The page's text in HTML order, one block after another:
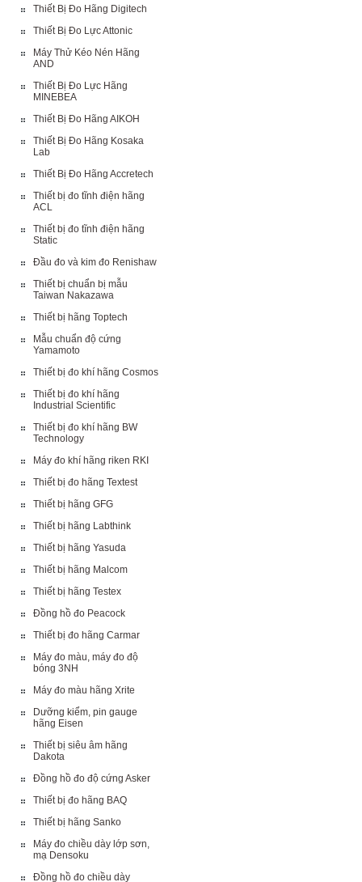
Thiết Bị Đo Hãng Digitech
Thiết Bị Đo Lực Attonic
Máy Thử Kéo Nén Hãng
AND
Thiết Bị Đo Lực Hãng
MINEBEA
Thiết Bị Đo Hãng AIKOH
Thiết Bị Đo Hãng Kosaka
Lab
Thiết Bị Đo Hãng Accretech
Thiết bị đo tĩnh điện hãng
ACL
Thiết bị đo tĩnh điện hãng
Static
Đầu đo và kim đo Renishaw
Thiết bị chuẩn bị mẫu
Taiwan Nakazawa
Thiết bị hãng Toptech
Mẫu chuẩn độ cứng
Yamamoto
Thiết bị đo khí hãng Cosmos
Thiết bị đo khí hãng
Industrial Scientific
Thiết bị đo khí hãng BW
Technology
Máy đo khí hãng riken RKI
Thiết bị đo hãng Textest
Thiết bị hãng GFG
Thiết bị hãng Labthink
Thiết bị hãng Yasuda
Thiết bị hãng Malcom
Thiết bị hãng Testex
Đồng hồ đo Peacock
Thiết bị đo hãng Carmar
Máy đo màu, máy đo độ
bóng 3NH
Máy đo màu hãng Xrite
Dưỡng kiểm, pin gauge
hãng Eisen
Thiết bị siêu âm hãng
Dakota
Đồng hồ đo độ cứng Asker
Thiết bị đo hãng BAQ
Thiết bị hãng Sanko
Máy đo chiều dày lớp sơn,
mạ Densoku
Đồng hồ đo chiều dày